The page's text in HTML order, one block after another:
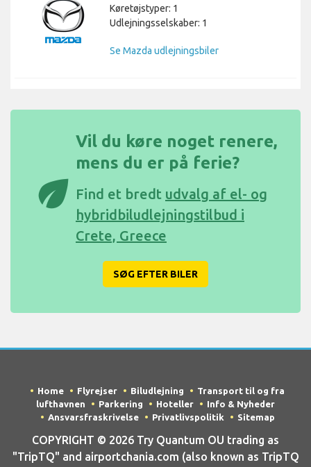
Køretøjstyper: 1
Udlejningsselskaber: 1
Se Mazda udlejningsbiler
eco
Vil du køre noget renere,
mens du er på ferie?
Find et bredt udvalg af el- og
hybridbiludlejningstilbud i
Crete, Greece
SØG EFTER BILER
Home Flyrejser Biludlejning
Transport til og fra
lufthavnen
Parkering Hoteller
Info & Nyheder
Ansvarsfraskrivelse
Privatlivspolitik Sitemap
COPYRIGHT © 2026 Try Quantum OU trading as
"TripTQ" and airportchania.com (also known as TripTQ